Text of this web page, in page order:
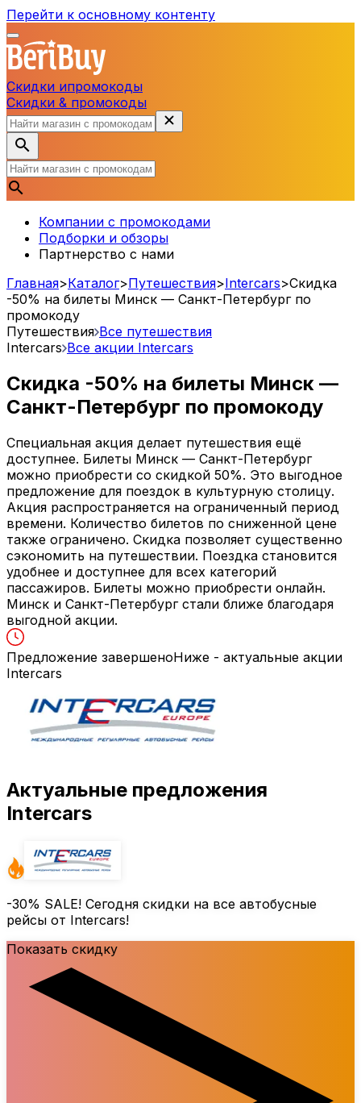
Перейти к основному контенту
Скидки ипромокоды
Скидки & промокоды
Компании с промокодами
Подборки и обзоры
Партнерство с нами
Главная>Каталог>Путешествия>Intercars>Скидка
-50% на билеты Минск — Санкт-Петербург по
промокоду
Путешествия Все путешествия
Intercars Все акции Intercars
Скидка -50% на билеты Минск —
Санкт-Петербург по промокоду
Специальная акция делает путешествия ещё
доступнее. Билеты Минск — Санкт-Петербург
можно приобрести со скидкой 50%. Это выгодное
предложение для поездок в культурную столицу.
Акция распространяется на ограниченный период
времени. Количество билетов по сниженной цене
также ограничено. Скидка позволяет существенно
сэкономить на путешествии. Поездка становится
удобнее и доступнее для всех категорий
пассажиров. Билеты можно приобрести онлайн.
Минск и Санкт-Петербург стали ближе благодаря
выгодной акции.
Предложение завершеноНиже - актуальные акции
Intercars
Актуальные предложения
Intercars
-30% SALE! Сегодня скидки на все автобусные
рейсы от Intercars!
Показать скидку